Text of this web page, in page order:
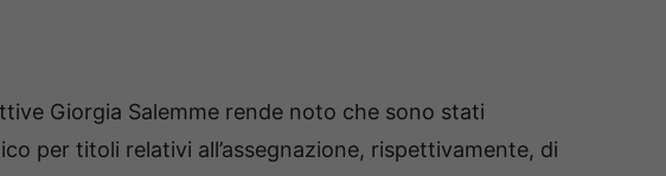
Giorgia Salemme rende noto che sono stati
per titoli relativi all’assegnazione, rispettivamente, di